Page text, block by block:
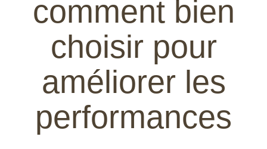
comment bien
choisir pour
améliorer les
performances